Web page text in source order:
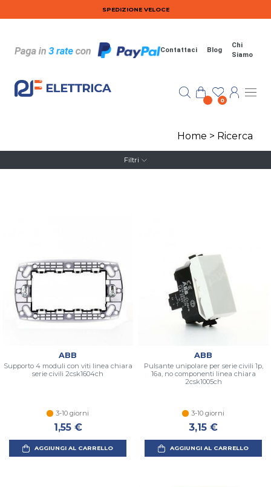
Salta al contenuto principaleSPEDIZIONE VELOCE
Contattaci Blog
Chi
Siamo
0
Home > Ricerca
Filtri
ABB
Supporto 4 moduli con viti linea chiara
serie civili 2csk1604ch
3-10 giorni
1,55 €
AGGIUNGI AL CARRELLO
ABB
Pulsante unipolare per serie civili 1p,
16a, no componenti linea chiara
2csk1005ch
3-10 giorni
3,15 €
AGGIUNGI AL CARRELLO